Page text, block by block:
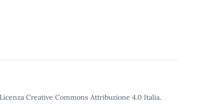
Creative Commons Attribuzione 4.0 Italia.